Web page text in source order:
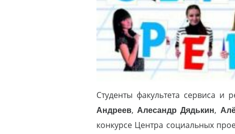
Студенты факультета сервиса и
Андреев,Алесандр Дядькин,
конкурсе Центра социальных